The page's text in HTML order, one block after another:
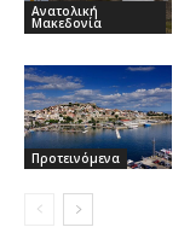
Ανατολική
Μακεδονία
Προτεινόμενα